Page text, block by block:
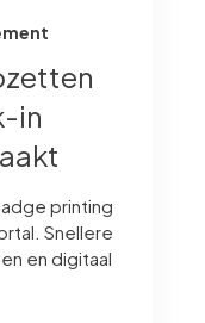
in
printing
Snellere
en digitaal